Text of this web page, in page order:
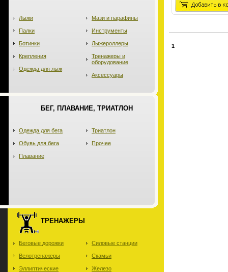
Лыжи
Палки
Ботинки
Крепления
Одежда для лыж
Мази и парафины
Инструменты
Лыжероллеры
Тренажеры и
оборудование
Аксессуары
БЕГ, ПЛАВАНИЕ, ТРИАТЛОН
Одежда для бега
Обувь для бега
Плавание
Триатлон
Прочее
ТРЕНАЖЕРЫ
Беговые дорожки
Велотренажеры
Эллиптические
Силовые станции
Скамьи
Железо
1